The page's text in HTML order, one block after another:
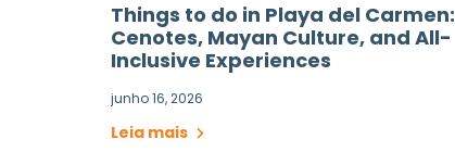
Things to do in Playa del Carmen:
Cenotes, Mayan Culture, and All-
Inclusive Experiences
junho 16, 2026
Leia mais